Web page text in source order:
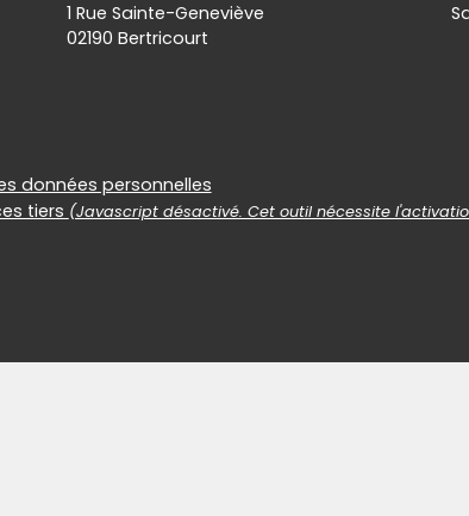
1 Rue Sainte-Geneviève
02190 Bertricourt
données personnelles
tiers (Javascript désactivé. Cet outil nécessite